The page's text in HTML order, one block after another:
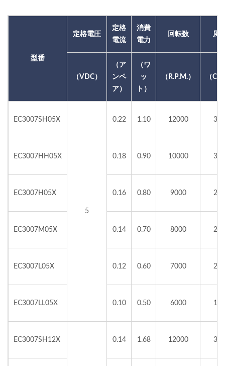
型番
定格電圧
定格
電流
消費
電力
回転数 風
（VDC）
（ア
ンペ
ア）
（ワ
ッ
ト）
（R.P.M.） （
EC3007SH05X
5
0.22 1.10 12000
EC3007HH05X 0.18 0.90 10000
EC3007H05X 0.16 0.80 9000
EC3007M05X 0.14 0.70 8000
EC3007L05X 0.12 0.60 7000
EC3007LL05X 0.10 0.50 6000
EC3007SH12X 0.14 1.68 12000